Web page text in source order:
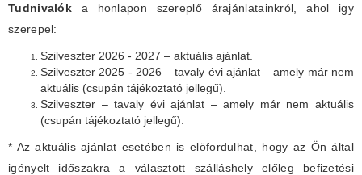
Tudnivalók a honlapon szereplő árajánlatainkról, ahol igy
szerepel:
Szilveszter 2026 - 2027 – aktuális ajánlat.
Szilveszter 2025 - 2026 – tavaly évi ajánlat – amely már nem
aktuális (csupán tájékoztató jellegű).
Szilveszter – tavaly évi ajánlat – amely már nem aktuális
(csupán tájékoztató jellegű).
* Az aktuális ajánlat esetében is elöfordulhat, hogy az Ön által
igényelt időszakra a választott szálláshely előleg befizetési